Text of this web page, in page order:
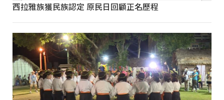
西拉雅族獲民族認定 原民日回顧正名歷程